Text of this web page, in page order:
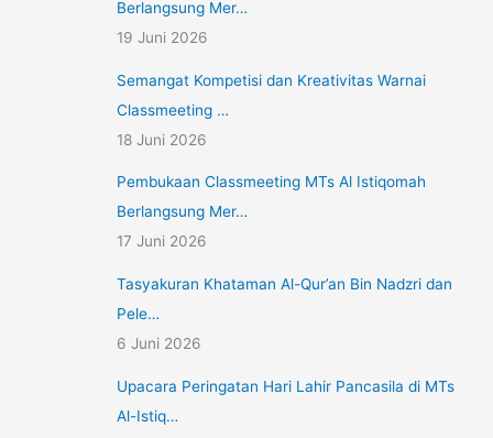
Berlangsung Mer…
19 Juni 2026
Semangat Kompetisi dan Kreativitas Warnai
Classmeeting …
18 Juni 2026
Pembukaan Classmeeting MTs Al Istiqomah
Berlangsung Mer…
17 Juni 2026
Tasyakuran Khataman Al-Qur’an Bin Nadzri dan
Pele…
6 Juni 2026
Upacara Peringatan Hari Lahir Pancasila di MTs
Al-Istiq…